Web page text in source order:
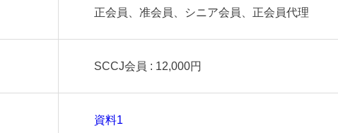
正会員、准会員、シニア会員、正会員代理
SCCJ会員 : 12,000円
資料1